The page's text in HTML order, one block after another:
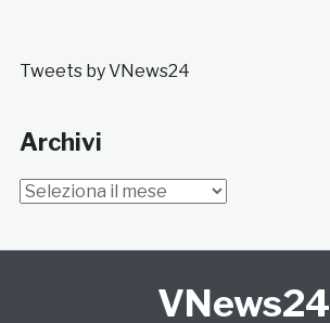
Tweets by VNews24
Archivi
Archivi
VNews24